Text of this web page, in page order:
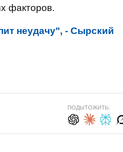
факторов.
неудачу", - Сырский
ПОДЫТОЖИТЬ: